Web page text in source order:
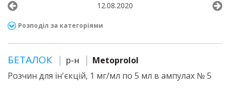
12.08.2020
Розподіл за категоріями
БЕТАЛОК р-н
Metoprolol
Розчин для ін'єкцій, 1 мг/мл по 5 мл в ампулах № 5